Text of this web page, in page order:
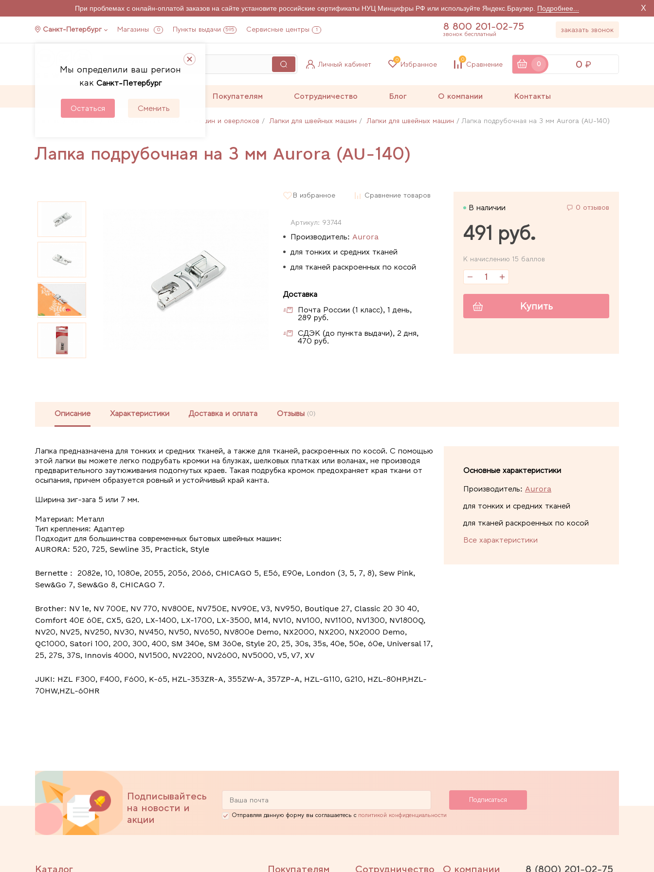
При проблемах с онлайн-оплатой заказов на сайте установите российские сертификаты НУЦ Минцифры РФ или используйте Яндекс.Браузер. Подробнее... X
Санкт-Петербург Магазины 0 Пункты выдачи 595 Сервисные центры 1
Мы определили ваш регион
как Санкт-Петербург
Остаться Сменить
8 800 201-02-75
звонок бесплатный
заказать звонок
Личный кабинет Избранное
0
Сравнение
0
0 0
Покупателям Сотрудничество Блог О компании Контакты
Каталог Аксессуары для швейных машин и оверлоков Лапки для швейных машин Лапки для швейных машин Лапка подрубочная на 3 мм Aurora (AU-140)
Лапка подрубочная на 3 мм Aurora (AU-140)
В избранное Сравнение товаров
Артикул: 93744
Производитель: Aurora
для тонких и средних тканей
для тканей раскроенных по косой
Доставка
Почта России (1 класс), 1 день,
289 руб.
СДЭК (до пункта выдачи), 2 дня,
470 руб.
В наличии 0 отзывов
491 руб.
К начислению 15 баллов
Купить
Описание Характеристики Доставка и оплата Отзывы (0)
Лапка предназначена для тонких и средних тканей, а также для тканей, раскроенных по косой. С помощью
этой лапки вы можете легко подрубать кромки на блузках, шелковых платках или воланах, не производя
предварительного заутюживания подогнутых краев. Такая подрубка кромок предохраняет края ткани от
осыпания, причем образуется ровный и устойчивый край канта.
Ширина зиг-зага 5 или 7 мм.
Материал: Металл
Тип крепления: Адаптер
Подходит для большинства современных бытовых швейных машин:
AURORA: 520, 725, Sewline 35, Practick, Style
Bernette : 2082e, 10, 1080e, 2055, 2056, 2066, CHICAGO 5, E56, E90e, London (3, 5, 7, 8), Sew Pink,
Sew&Go 7, Sew&Go 8, CHICAGO 7.
Brother: NV 1e, NV 700E, NV 770, NV800E, NV750E, NV90E, V3, NV950, Boutique 27, Classic 20 30 40,
Comfort 40E 60E, CX5, G20, LX-1400, LX-1700, LX-3500, M14, NV10, NV100, NV1100, NV1300, NV1800Q,
NV20, NV25, NV250, NV30, NV450, NV50, NV650, NV800e Demo, NX2000, NX200, NX2000 Demo,
QC1000, Satori 100, 200, 300, 400, SM 340e, SM 360e, Style 20, 25, 30s, 35s, 40e, 50e, 60e, Universal 17,
25, 27S, 37S, Innovis 4000, NV1500, NV2200, NV2600, NV5000, V5, V7, XV
JUKI: HZL F300, F400, F600, K-65, HZL-353ZR-A, 355ZW-A, 357ZP-A, HZL-G110, G210, HZL-80HP,HZL-
70HW,HZL-60HR
Основные характеристики
Производитель: Aurora
для тонких и средних тканей
для тканей раскроенных по косой
Все характеристики
Подписывайтесь
на новости и
акции
Отправляя данную форму вы соглашаетесь с политикой конфиденциальности
Каталог Покупателям Сотрудничество О компании 8 (800) 201-02-75